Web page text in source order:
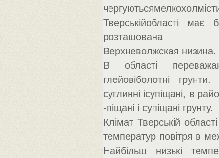
Тверськійобласті
розташована
Верхневолжская низина.
В області
глейовіболотні
суглинні ісупіщані, в
-піщані і супіщані грунту.
Клімат Тверській
температур повітря в
Найбільш низькі